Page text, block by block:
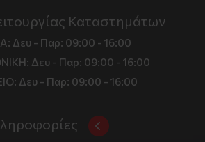
Καταστημάτων
Δευ - Παρ: 09:00 - 16:00
Δευ - Παρ: 09:00 - 16:00
Δευ - Παρ: 09:00 - 16:00